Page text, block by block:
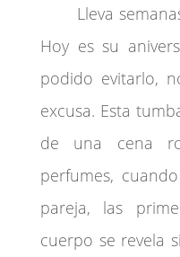
Lleva
Hoy es su
podido evitarlo,
excusa. Esta
de una cena
perfumes,
pareja, las
cuerpo se revela